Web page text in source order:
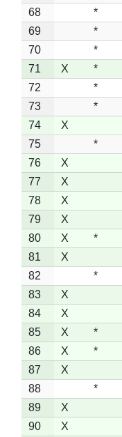
68
*
69
*
70
*
71
X *
72
*
73
*
74
X
75
*
76
X
77
X
78
X
79
X
80
X *
81
X
82
*
83
X
84
X
85
X *
86
X *
87
X
88
*
89
X
90
X